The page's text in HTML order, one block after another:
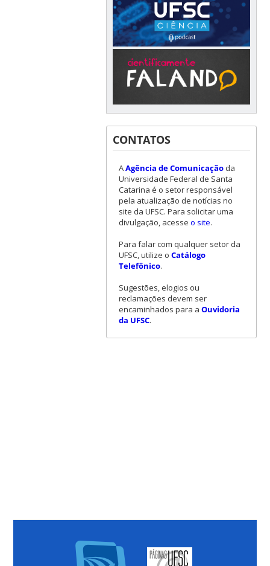
CONTATOS
AAgência de Comunicaçãoda
Universidade Federal de Santa
Catarina é o setor responsável
pela atualização de notícias no
site da UFSC. Para solicitar uma
divulgação, acesse o site.
Para falar com qualquer setor da
UFSC, utilize o Catálogo
Telefônico.
Sugestões, elogios ou
reclamações devem ser
encaminhados para a Ouvidoria
da UFSC.